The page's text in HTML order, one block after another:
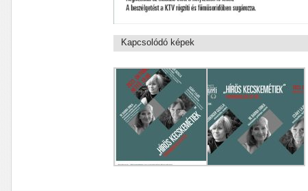
Kapcsolódó képek